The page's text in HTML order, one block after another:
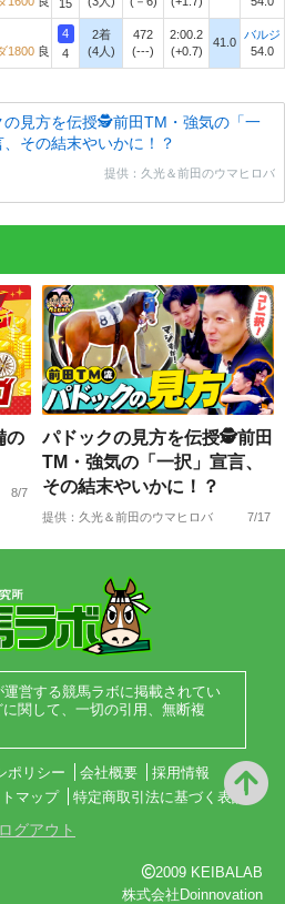
15
1800 良
4
4
2着
(4人)
472
(---)
2:00.2
(+0.7)
41.0
バルジ
54.0
の見方を伝授🕵前田TM・強気の「一
その結末やいかに！？
提供：久光＆前田のウマヒロバ
の
8/7
パドックの見方を伝授🕵前田
TM・強気の「一択」宣言、
その結末やいかに！？
提供：久光＆前田のウマヒロバ 7/17
営する競馬ラボに掲載されてい
関して、一切の引用、無断複
ポリシー 会社概要
採用情報
マップ 特定商取引法に基づく表記
ログアウト
2009 KEIBALAB
株式会社Doinnovation